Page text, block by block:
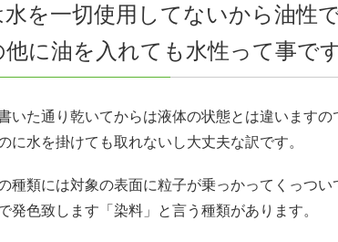
水を一切使用してないから油性
他に油を入れても水性って事で
いた通り乾いてからは液体の状態とは違います
に水を掛けても取れないし大丈夫な訳です。
種類には対象の表面に粒子が乗っかってくっつ
発色致します「染料」と言う種類があります。